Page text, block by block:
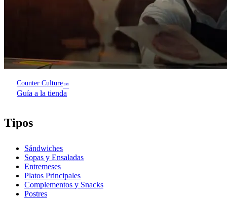
Counter Culture™
Guía a la tienda
Tipos
Sándwiches
Sopas y Ensaladas
Entremeses
Platos Principales
Complementos y Snacks
Postres